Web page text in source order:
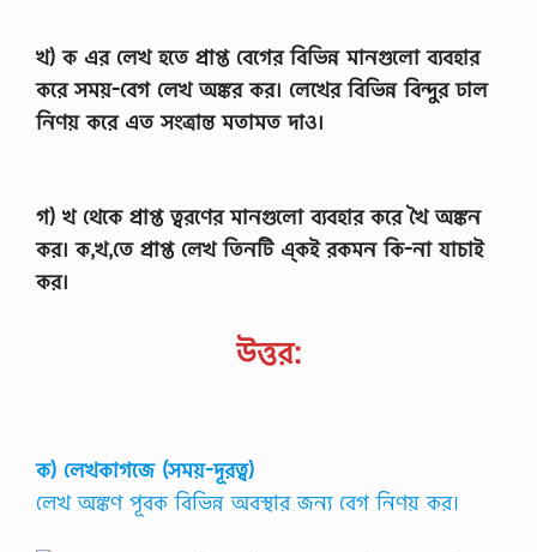
খ) ক এর লেখ হতে প্রাপ্ত বেগের বিভিন্ন মানগুলো ব্যবহার
করে সময়-বেগ লেখ অঙ্কর কর। লেখের বিভিন্ন বিন্দুর ঢাল
নিণয় করে এত সংত্রান্ত মতামত দাও।
গ) খ থেকে প্রাপ্ত ত্বরণের মানগুলো ব্যবহার করে খৈ অঙ্কন
কর। ক,খ,তে প্রাপ্ত লেখ তিনটি এ্কই রকমন কি-না যাচাই
কর।
উত্তর:
ক) লেখকাগজে (সময়-দূরত্ব)
লেখ অঙ্কণ পূবক বিভিন্ন অবস্থার জন্য বেগ নিণয় কর।